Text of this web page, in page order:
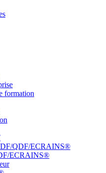
formation
QDF/ECRAINS®
ECRAINS®